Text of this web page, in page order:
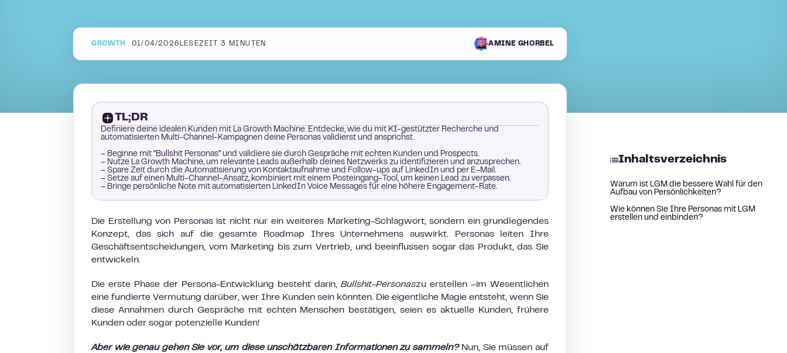
GROWTH 01/04/2026 LESEZEIT3 MINUTEN AMINE GHORBEL
TL;DR
Definiere deine idealen Kunden mit La Growth Machine. Entdecke, wie du mit KI-gestützter Recherche und
automatisierten Multi-Channel-Kampagnen deine Personas validierst und ansprichst.
– Beginne mit “Bullshit Personas” und validiere sie durch Gespräche mit echten Kunden und Prospects.
– Nutze La Growth Machine, um relevante Leads außerhalb deines Netzwerks zu identifizieren und anzusprechen.
– Spare Zeit durch die Automatisierung von Kontaktaufnahme und Follow-ups auf LinkedIn und per E-Mail.
– Setze auf einen Multi-Channel-Ansatz, kombiniert mit einem Posteingang-Tool, um keinen Lead zu verpassen.
– Bringe persönliche Note mit automatisierten LinkedIn Voice Messages für eine höhere Engagement-Rate.
Inhaltsverzeichnis
Warum ist LGM die bessere Wahl für den
Aufbau von Persönlichkeiten?
Wie können Sie Ihre Personas mit LGM
erstellen und einbinden?
Die Erstellung von Personas ist nicht nur ein weiteres Marketing-Schlagwort, sondern ein grundlegendes
Konzept, das sich auf die gesamte Roadmap Ihres Unternehmens auswirkt. Personas leiten Ihre
Geschäftsentscheidungen, vom Marketing bis zum Vertrieb, und beeinflussen sogar das Produkt, das Sie
entwickeln.
Die erste Phase der Persona-Entwicklung besteht darin, Bullshit-Personaszu erstellen –im Wesentlichen
eine fundierte Vermutung darüber, wer Ihre Kunden sein könnten. Die eigentliche Magie entsteht, wenn Sie
diese Annahmen durch Gespräche mit echten Menschen bestätigen, seien es aktuelle Kunden, frühere
Kunden oder sogar potenzielle Kunden!
Aber wie genau gehen Sie vor, um diese unschätzbaren Informationen zu sammeln?Nun, Sie müssen auf